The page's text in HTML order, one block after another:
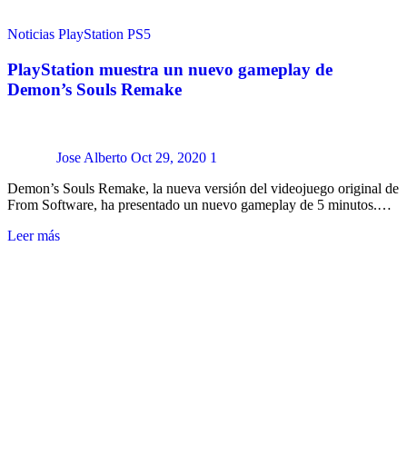
Noticias PlayStation PS5
PlayStation muestra un nuevo gameplay de
Demon’s Souls Remake
Jose Alberto Oct 29, 2020 1
Demon’s Souls Remake, la nueva versión del videojuego original de
From Software, ha presentado un nuevo gameplay de 5 minutos.…
Leer más